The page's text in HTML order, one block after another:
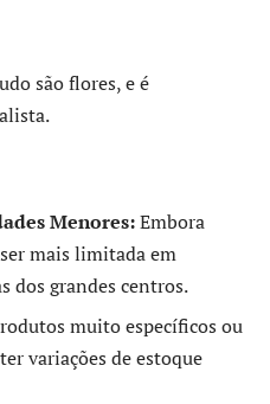
são flores, e é
Menores:Embora
mais limitada em
dos grandes centros.
muito específicos ou
variações de estoque